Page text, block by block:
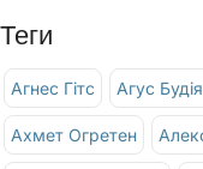
Теги
Агнес Гітс Агус
Ахмет Огретен